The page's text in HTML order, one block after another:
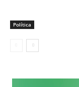
Política